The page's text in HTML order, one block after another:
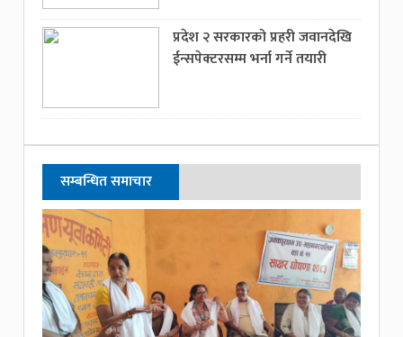
प्रदेश २ सरकारको प्रहरी जवानदेखि
ईन्सपेक्टरसम्म भर्ना गर्ने तयारी
सम्बन्धित समाचार